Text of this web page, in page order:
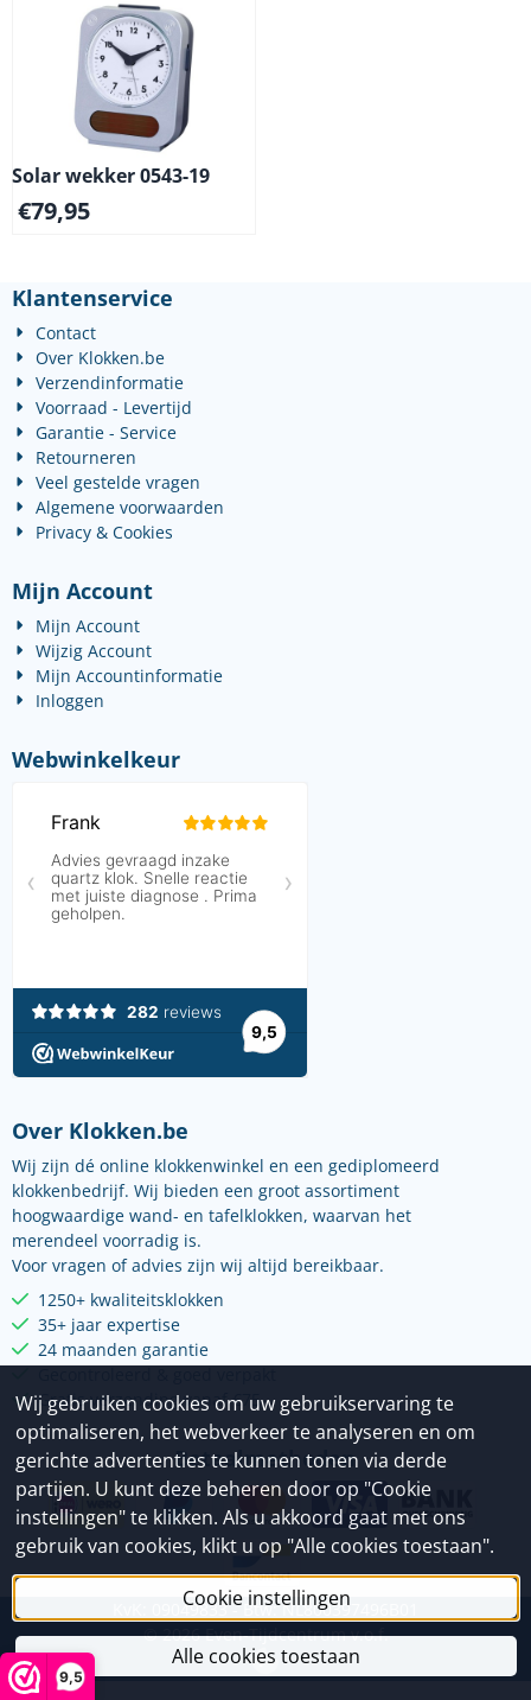
9,5
Solar wekker 0543-19
€79,95
Klantenservice
Contact
Over Klokken.be
Verzendinformatie
Voorraad - Levertijd
Garantie - Service
Retourneren
Veel gestelde vragen
Algemene voorwaarden
Privacy & Cookies
Mijn Account
Mijn Account
Wijzig Account
Mijn Accountinformatie
Inloggen
Webwinkelkeur
Over Klokken.be
Wij zijn dé online klokkenwinkel en een gediplomeerd
klokkenbedrijf. Wij bieden een groot assortiment
hoogwaardige wand- en tafelklokken, waarvan het
merendeel voorradig is.
Voor vragen of advies zijn wij altijd bereikbaar.
1250+ kwaliteitsklokken
35+ jaar expertise
24 maanden garantie
Gratis verzending vanaf €75
Betaalmethoden
KvK: 09049833 - Btw: NL800397496B01
©2026Even-Tijdcentrum v.o.f.
Wij gebruiken cookies om uw gebruikservaring te
optimaliseren, het webverkeer te analyseren en om
gerichte advertenties te kunnen tonen via derde
partijen. U kunt deze beheren door op "Cookie
instellingen" te klikken. Als u akkoord gaat met ons
gebruik van cookies, klikt u op "Alle cookies toestaan".
Cookie instellingen
Alle cookies toestaan